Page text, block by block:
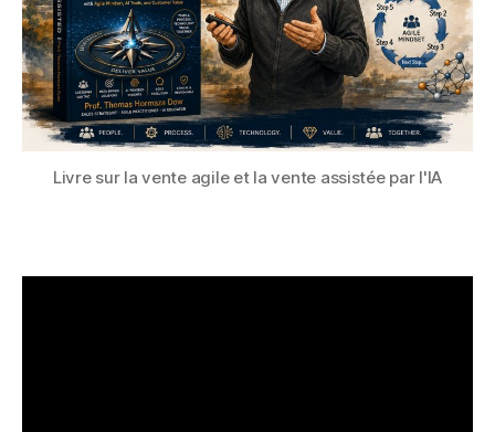
Livre sur la vente agile et la vente assistée par l'IA